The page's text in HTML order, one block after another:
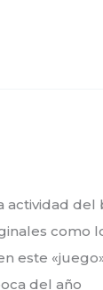
del
como
este
del año